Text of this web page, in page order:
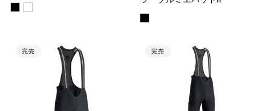
完売 完売